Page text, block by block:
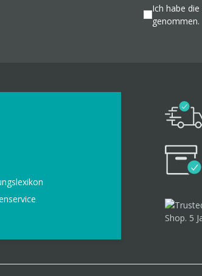
Ich habe die
genommen.